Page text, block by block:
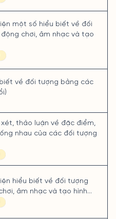
một số hiểu biết về đối
chơi, âm nhạc và tạo
biết về đối tượng bằng các
xét, thảo luận về đặc điểm,
nhau của các đối tượng
hiểu biết về đối tượng
âm nhạc và tạo hình...